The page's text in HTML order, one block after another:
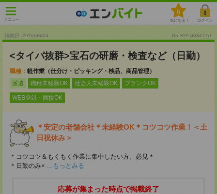
メニュー
0
気になる！ ログイン
掲載日 :2026/08/04 No.S20-003477r1
<タイパ抜群>宝石の研磨・検査など（日勤）
職種： 軽作業（仕分け・ピッキング・検品、商品管理）
派遣
職種未経験OK 社会人未経験OK ブランクOK
WEB登録・面接OK
＊安定の老舗会社＊未経験OK＊コツコツ作業！＜土
日祝休み＞
＊コツコツ＆もくもく作業に集中したい方、必見＊
＊日勤のみ× ...もっとみる
応募が集まった時点で掲載終了